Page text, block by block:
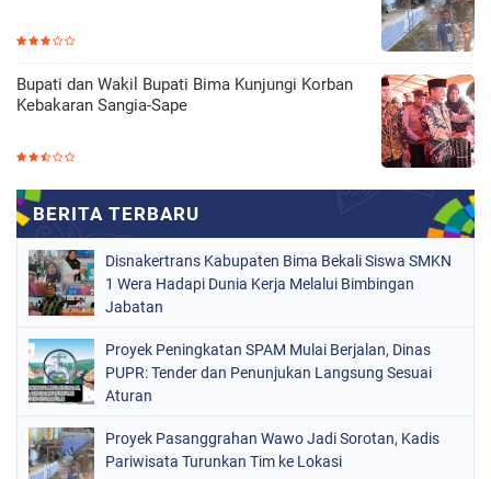
Bupati dan Wakil Bupati Bima Kunjungi Korban
Kebakaran Sangia-Sape
Disnakertrans Kabupaten Bima Bekali Siswa SMKN
1 Wera Hadapi Dunia Kerja Melalui Bimbingan
Jabatan
Proyek Peningkatan SPAM Mulai Berjalan, Dinas
PUPR: Tender dan Penunjukan Langsung Sesuai
Aturan
Proyek Pasanggrahan Wawo Jadi Sorotan, Kadis
Pariwisata Turunkan Tim ke Lokasi